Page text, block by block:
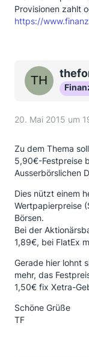
Provisionen zahlt
https://
20. Mai 2015 um
Zu dem Thema
5,90€-Festpreise
Ausserbörslichen
Dies nützt einem
Wertpapierpreise
Börsen.
Bei der
1,89€, bei FlatEx
Gerade hier lohnt
mehr, das
1,50€ fix Xetra-
Schöne Grüße
TF